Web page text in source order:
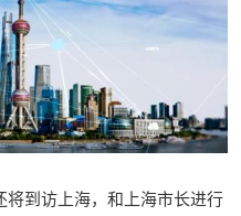
将到访上海，和上海市长进行